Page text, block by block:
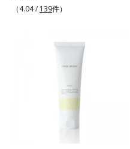
「横のひろがり」に着目して、全方
てしまった紫外線ダメージをきっか
けに、肌深く(*6)では「メラニンに
じみ(*7)」が発現。シミやそばかす
という「点」だけでなく、透明感の
なさなどの「面」での透明感を阻害
する原因を引き起こしていることが
ライト シリーズは「メラニンにじ
（4.04 / 139件）